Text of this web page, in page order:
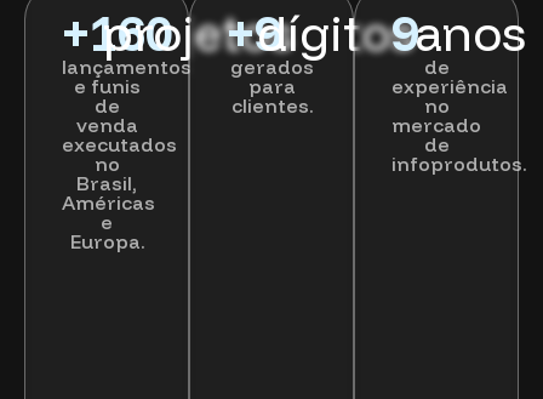
+160
projetos
lançamentos
e funis
de
venda
executados
no
Brasil,
Américas
e
Europa.
+9
dígitos
gerados
para
clientes.
9anos
de
experiência
no
mercado
de
infoprodutos.